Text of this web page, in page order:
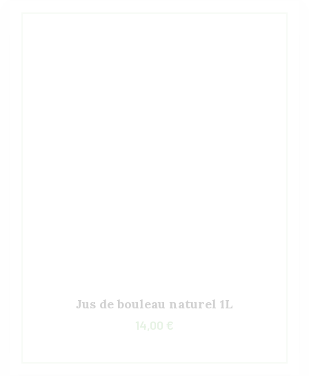
Jus de bouleau naturel 1L
14,00 €